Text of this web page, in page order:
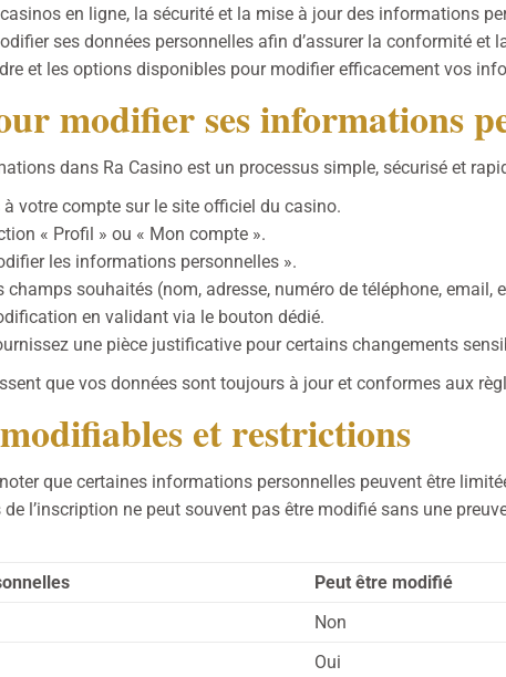
casinos en ligne, la sécurité et la mise à jour des informations
ses données personnelles afin d’assurer la conformité et
et les options disponibles pour modifier efficacement vos
modifier ses informations
dans Ra Casino est un processus simple, sécurisé et
à votre compte sur le site officiel du casino.
« Profil » ou « Mon compte ».
les informations personnelles ».
champs souhaités (nom, adresse, numéro de téléphone, email,
en validant via le bouton dédié.
une pièce justificative pour certains changements
que vos données sont toujours à jour et conformes aux
et restrictions
que certaines informations personnelles peuvent être
l’inscription ne peut souvent pas être modifié sans une
Peut être modifié
Non
Oui